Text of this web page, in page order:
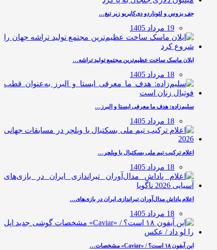
جف بزوس و لئوناردو دی‌کاپریو زیر تیغ…
19 مرداد 1405
ایلان ماسک ساخت عظیم‌ترین مجتمع تولید تراشه…
18 مرداد 1405
سلیم‌زاده: هدف‌ ما معرفی ایستا و البرز…
18 مرداد 1405
اعلام ترکیب تیم ملی بسکتبال با ویلچر…
18 مرداد 1405
اعلام پاداش مدال‌آوران تیراندازی ایران در بازی‌های…
18 مرداد 1405
این آیفون ۱۸ است؟ / «Caviar» مشخصات…